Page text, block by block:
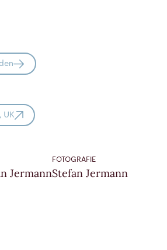
Jermann
FOTOGRAFIE
Stefan Jermann
UK